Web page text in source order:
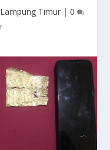
Lampung Timur | 0